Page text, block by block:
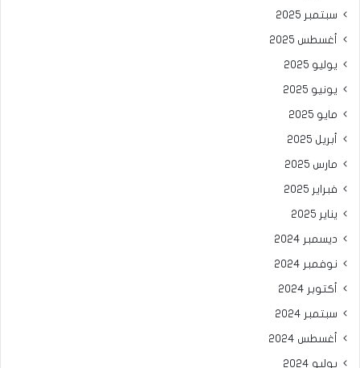
سبتمبر 2025
أغسطس 2025
يوليو 2025
يونيو 2025
مايو 2025
أبريل 2025
مارس 2025
فبراير 2025
يناير 2025
ديسمبر 2024
نوفمبر 2024
أكتوبر 2024
سبتمبر 2024
أغسطس 2024
يوليو 2024